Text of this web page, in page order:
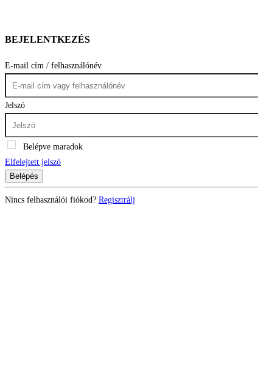
BEJELENTKEZÉS
E-mail cím / felhasználónév
Jelszó
Belépve maradok
Elfelejtett jelszó
Belépés
Nincs felhasználói fiókod? Regisztrálj